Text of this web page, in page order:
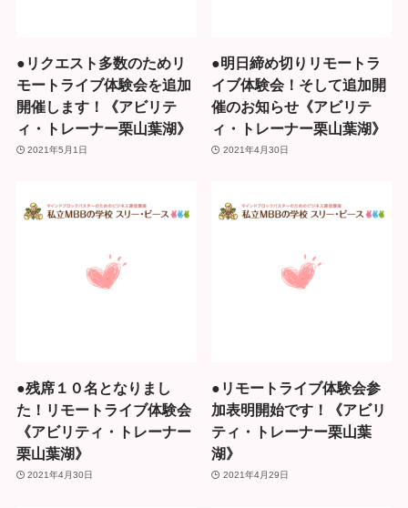
●リクエスト多数のためリ
モートライブ体験会を追加
開催します！《アビリテ
ィ・トレーナー栗山葉湖》
2021年5月1日
●明日締め切りリモートラ
イブ体験会！そして追加開
催のお知らせ《アビリテ
ィ・トレーナー栗山葉湖》
2021年4月30日
●残席１０名となりまし
た！リモートライブ体験会
《アビリティ・トレーナー
栗山葉湖》
2021年4月30日
●リモートライブ体験会参
加表明開始です！《アビリ
ティ・トレーナー栗山葉
湖》
2021年4月29日